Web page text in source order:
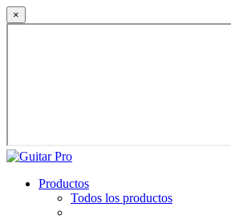
×
Productos
Todos los productos